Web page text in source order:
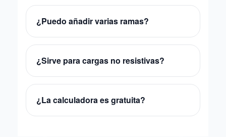
¿Puedo añadir varias ramas?
¿Sirve para cargas no resistivas?
¿La calculadora es gratuita?